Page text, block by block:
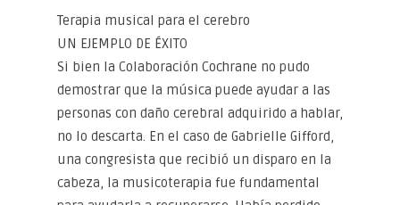
Terapia musical para el cerebro
UN EJEMPLO DE ÉXITO
Si bien la Colaboración Cochrane no pudo
demostrar que la música puede ayudar a las
personas con daño cerebral adquirido a hablar,
no lo descarta. En el caso de Gabrielle Gifford,
una congresista que recibió un disparo en la
cabeza, la musicoterapia fue fundamental